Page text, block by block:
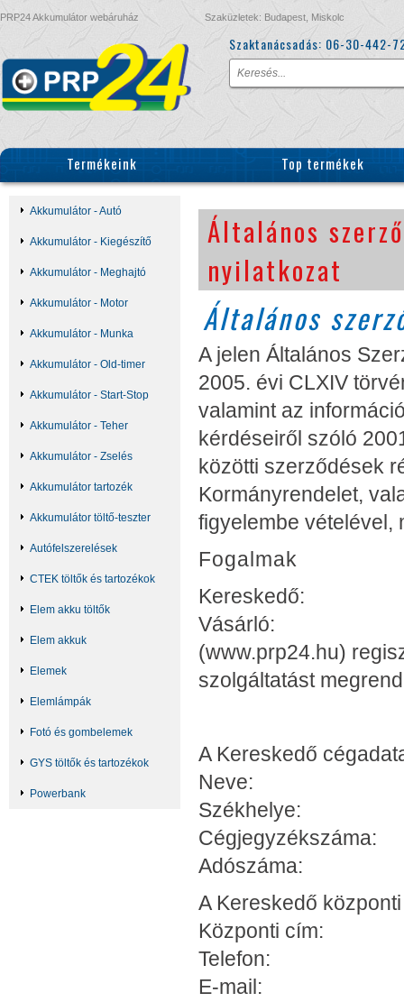
PRP24 Akkumulátor webáruház Szaküzletek: Budapest, Miskolc
Szaktanácsadás: 06-30-442-
Termékeink Top termékek
Akkumulátor - Autó
Akkumulátor - Kiegészítő
Akkumulátor - Meghajtó
Akkumulátor - Motor
Akkumulátor - Munka
Akkumulátor - Old-timer
Akkumulátor - Start-Stop
Akkumulátor - Teher
Akkumulátor - Zselés
Akkumulátor tartozék
Akkumulátor töltő-teszter
Autófelszerelések
CTEK töltők és tartozékok
Elem akku töltők
Elem akkuk
Elemek
Elemlámpák
Fotó és gombelemek
GYS töltők és tartozékok
Powerbank
Általános
nyilatkozat
Általános
A jelen Általános
2005. évi CLXIV
valamint az
kérdéseiről szóló
közötti szerződések
Kormányrendelet,
figyelembe vételével,
Fogalmak
Kereskedő:
Vásárló: Aki a
(www.prp24.hu)
szolgáltatást
A Kereskedő
Neve: Pet-
Székhelye:
Adószáma:
A Kereskedő
Központi cím:
Telefon: +36
E-mail: